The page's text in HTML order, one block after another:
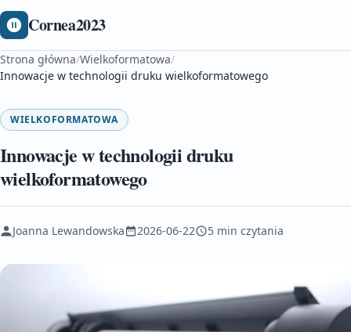
Cornea2023
Strona główna/Wielkoformatowa/
Innowacje w technologii druku wielkoformatowego
WIELKOFORMATOWA
Innowacje w technologii druku
wielkoformatowego
Joanna Lewandowska 2026-06-22 5 min czytania